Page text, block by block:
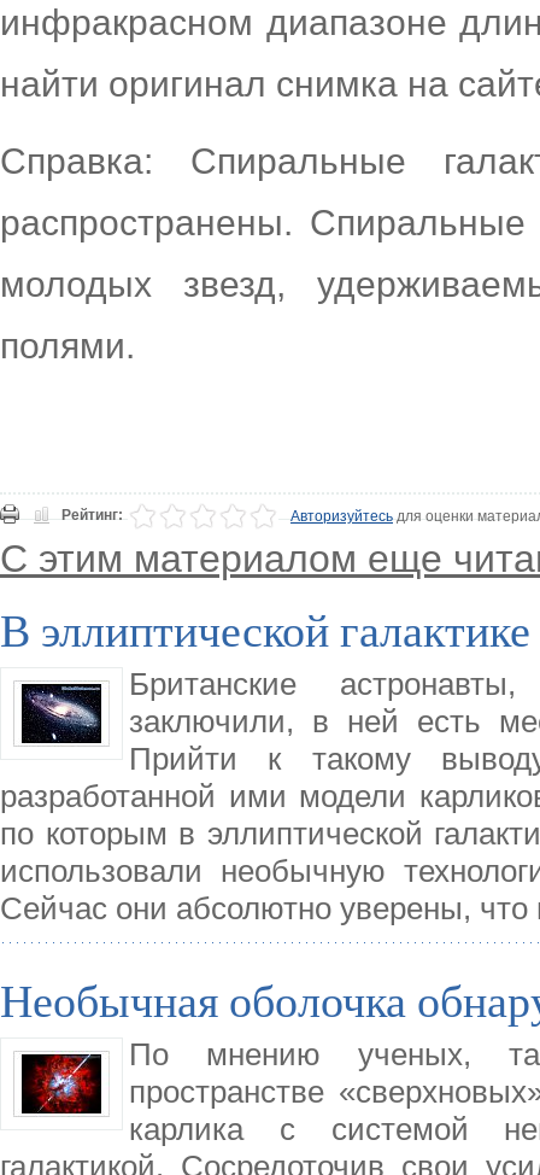
инфракрасном диапазоне
найти оригинал снимка на
Справка: Спиральные
распространены. Спиральные
молодых звезд,
полями.
Рейтинг: Авторизуйтесьдля оценки
С этим материалом еще
В эллиптической
Британские
заключили, в ней есть
Прийти к такому
разработанной ими модели
по которым в эллиптической
использовали необычную
Сейчас они абсолютно уверены, что
Необычная оболочка
По мнению ученых,
пространстве
карлика с системой
галактикой. Сосредоточив свои